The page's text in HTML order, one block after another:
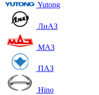
Yutong
ЛиАЗ
МАЗ
ПАЗ
Hino